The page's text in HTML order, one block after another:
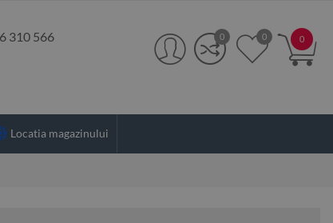
310 566 0
0 0
Locatia magazinului